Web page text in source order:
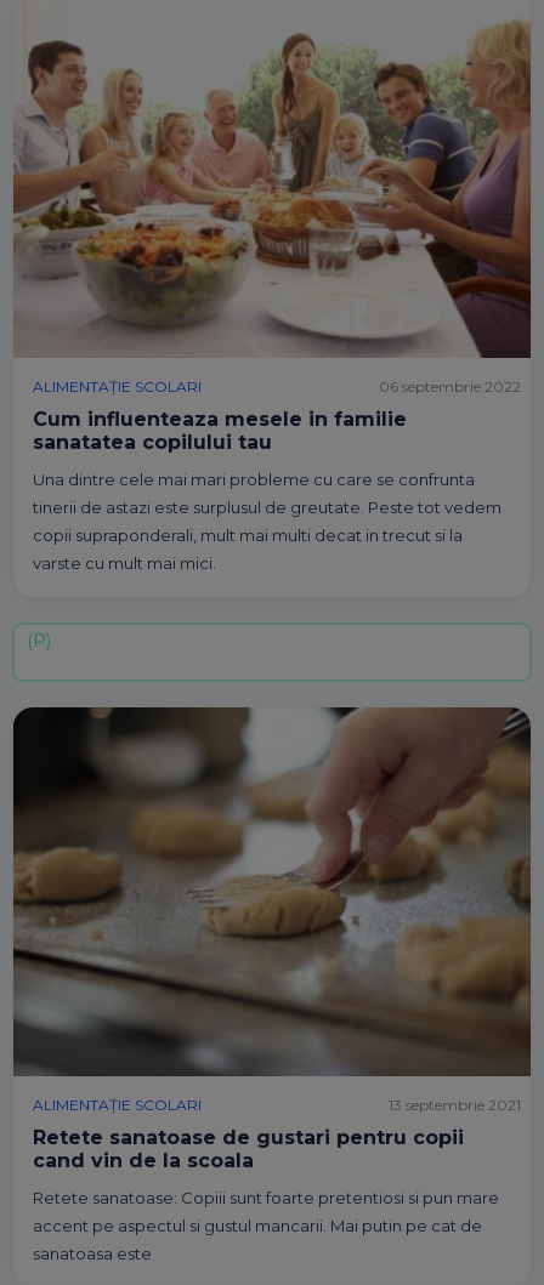
ALIMENTAȚIE SCOLARI
Cum influenteaza mesele in familie
sanatatea copilului tau
Una dintre cele mai mari probleme cu care se confrunta
tinerii de astazi este surplusul de greutate. Peste tot vedem
copii supraponderali, mult mai multi decat in trecut si la
varste cu mult mai mici.
06 septembrie 2022
ALIMENTAȚIE SCOLARI
Retete sanatoase de gustari pentru copii
cand vin de la scoala
Retete sanatoase: Copiii sunt foarte pretentiosi si pun mare
accent pe aspectul si gustul mancarii. Mai putin pe cat de
sanatoasa este
13 septembrie 2021